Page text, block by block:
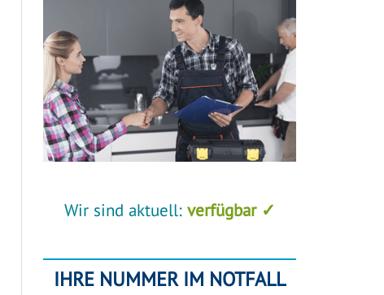
Wir sind aktuell: verfügbar ✓
IHRE NUMMER IM NOTFALL